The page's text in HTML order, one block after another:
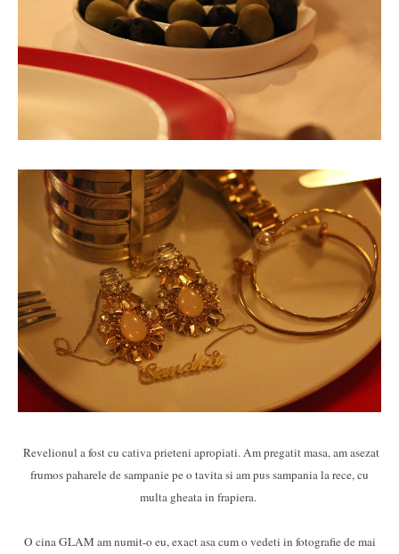
Revelionul a fost cu cativa prieteni apropiati. Am pregatit masa, am asezat
frumos paharele de sampanie pe o tavita si am pus sampania la rece, cu
multa gheata in frapiera.
O cina GLAM am numit-o eu, exact asa cum o vedeti in fotografie de mai